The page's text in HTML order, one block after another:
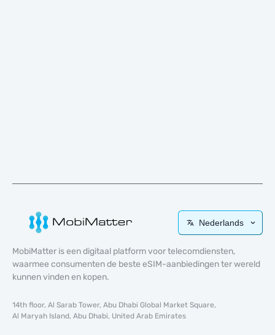
Nederlands
MobiMatter is een digitaal platform voor telecomdiensten,
waarmee consumenten de beste eSIM-aanbiedingen ter wereld
kunnen vinden en kopen.
14th floor, Al Sarab Tower, Abu Dhabi Global Market Square,
Al Maryah Island, Abu Dhabi, United Arab Emirates